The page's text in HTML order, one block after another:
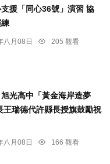
援「同心36號」演習 協
八月08日
205 觀看
光高中「黃金海岸造夢
王瑞德代許縣長授旗鼓勵祝
八月08日
166 觀看